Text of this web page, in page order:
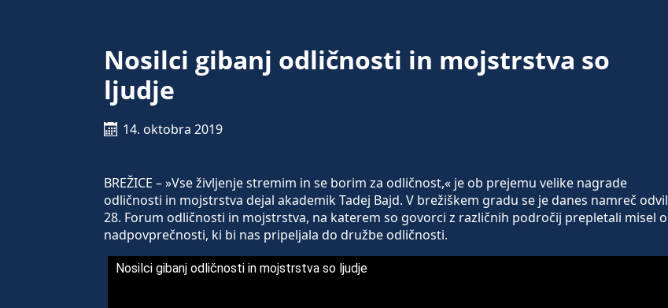
Nosilci gibanj odličnosti in mojstrstva so
ljudje
14. oktobra 2019
BREŽICE – »Vse življenje stremim in se borim za odličnost,« je ob prejemu velike nagrade
odličnosti in mojstrstva dejal akademik Tadej Bajd. V brežiškem gradu se je danes namreč odvil
28. Forum odličnosti in mojstrstva, na katerem so govorci z različnih področij prepletali misel o
nadpovprečnosti, ki bi nas pripeljala do družbe odličnosti.
Nosilci gibanj odličnosti in mojstrstva so ljudje